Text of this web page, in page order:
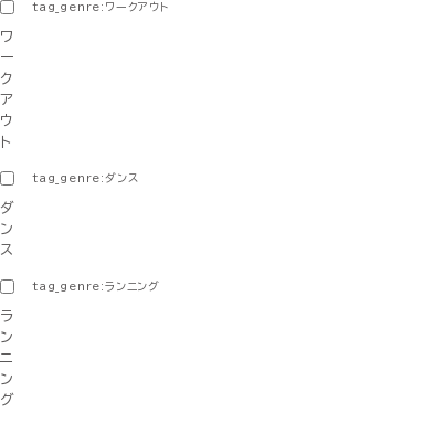
tag_genre:ワークアウト
ワ
ー
ク
ア
ウ
ト
tag_genre:ダンス
ダ
ン
ス
tag_genre:ランニング
ラ
ン
ニ
ン
グ